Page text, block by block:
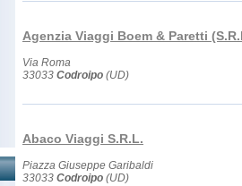
Agenzia Viaggi Boem & Paretti
Via Roma
33033 Codroipo (UD)
Abaco Viaggi S.R.L.
Piazza Giuseppe Garibaldi
33033 Codroipo (UD)